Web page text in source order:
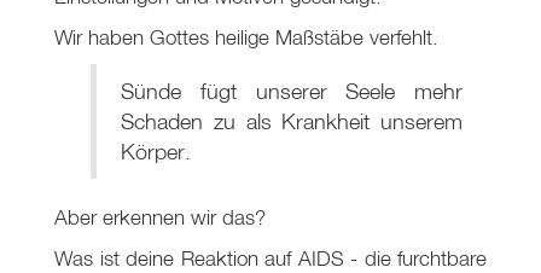
Wir haben Gottes heilige Maßstäbe verfehlt.
Sünde fügt unserer Seele mehr
Schaden zu als Krankheit unserem
Körper.
Aber erkennen wir das?
Was ist deine Reaktion auf AIDS - die furchtbare